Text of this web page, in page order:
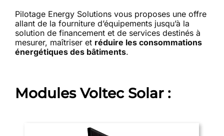
Pilotage Energy Solutions vous proposes une offre
allant de la fourniture d’équipements jusqu’à la
solution de financement et de services destinés à
mesurer, maîtriser et réduire les consommations
énergétiques des bâtiments.
Modules Voltec Solar :